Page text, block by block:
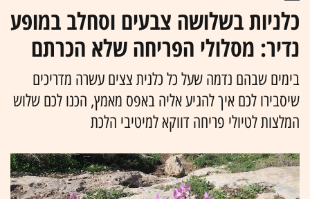
כלניות בשלושה צבעים וסחלב במופע
נדיר: מסלולי הפריחה שלא הכרתם
בימים שבהם נדמה שעל כל כלנית צצים עשרה מדריכים
שיסבירו לכם איך להגיע אליה באפס מאמץ, הכנו לכם שלוש
המלצות לטיולי פריחה דווקא למיטיבי הלכת